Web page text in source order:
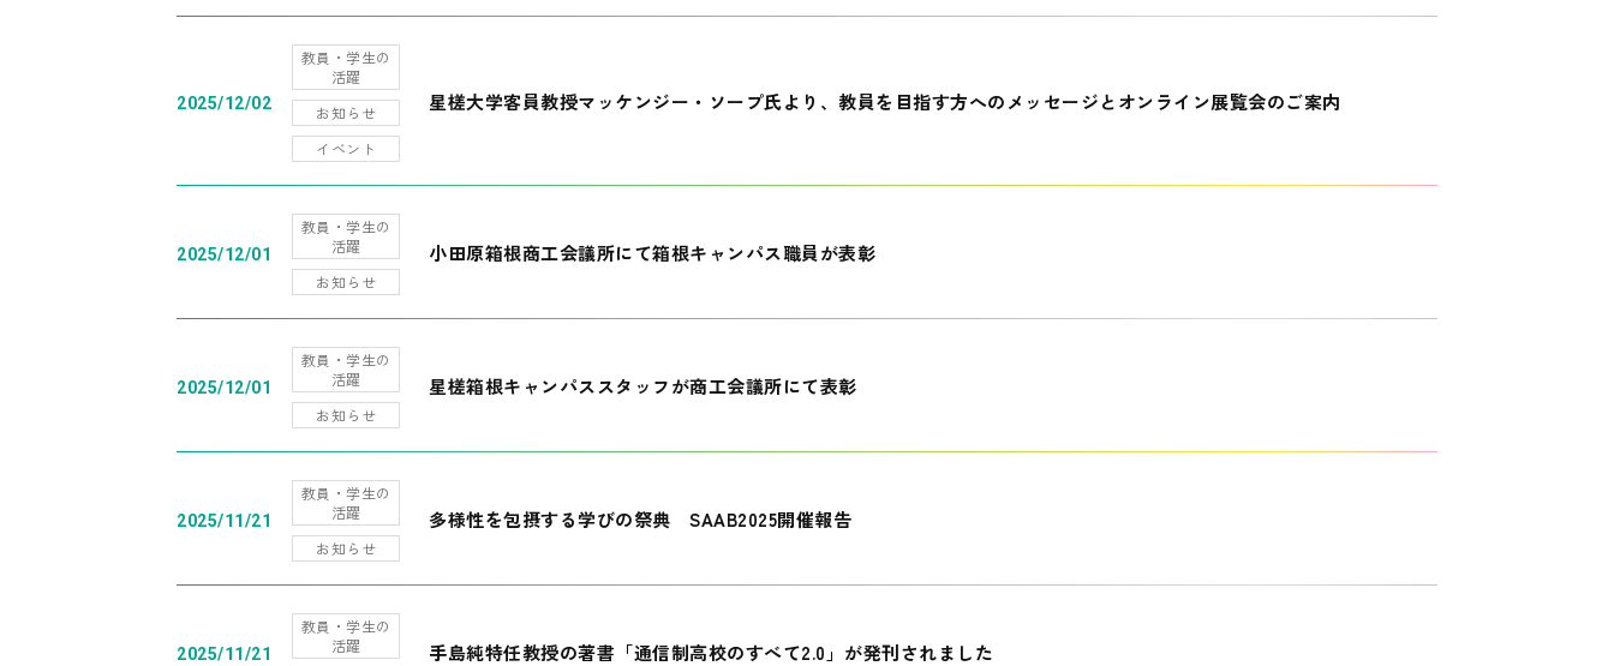
2025/12/02
教員・学生の
活躍
お知らせ
イベント
星槎大学客員教授マッケンジー・ソープ氏より、教員を目指す方へのメッセージとオンライン展覧会のご案内
2025/12/01
教員・学生の
活躍
お知らせ
小田原箱根商工会議所にて箱根キャンパス職員が表彰
2025/12/01
教員・学生の
活躍
お知らせ
星槎箱根キャンパススタッフが商工会議所にて表彰
2025/11/21
教員・学生の
活躍
お知らせ
多様性を包摂する学びの祭典 SAAB2025開催報告
2025/11/21
教員・学生の
活躍
手島純特任教授の著書「通信制高校のすべて2.0」が発刊されました